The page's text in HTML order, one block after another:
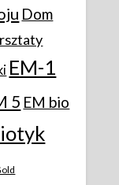
Dom
EM-1
5 EM bio